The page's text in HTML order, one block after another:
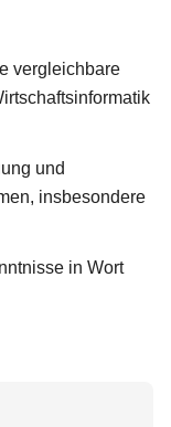
vergleichbare
und
insbesondere
in Wort